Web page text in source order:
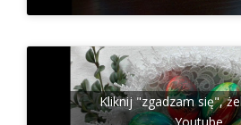
Kliknij "zgadzam się",